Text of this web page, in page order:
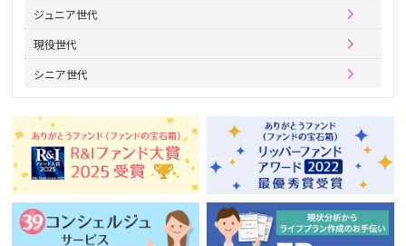
ジュニア世代
現役世代
シニア世代